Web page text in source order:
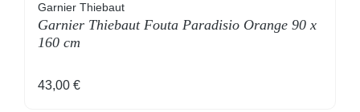
Garnier Thiebaut
Garnier Thiebaut Fouta Paradisio Orange 90 x
160 cm
Regulärer Preis:
43,00 €